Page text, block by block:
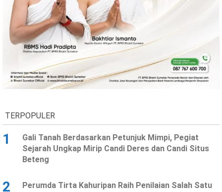
TERPOPULER
1
Gali Tanah Berdasarkan Petunjuk Mimpi, Pegiat
Sejarah Ungkap Mirip Candi Deres dan Candi Situs
Beteng
2
Perumda Tirta Kahuripan Raih Penilaian Salah Satu